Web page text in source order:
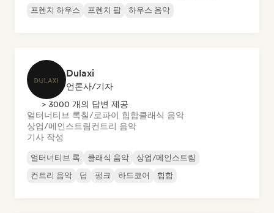
프렌치 하우스
프렌치 팝 하우스 음악
Dulaxi
언론사/기자
> 3000 개의 답변 제공
얼터너티브 록칠/로파이 힙합클래식 음악
상업/메인스트림컨트리 음악
기사 작성
얼터너티브 록 클래식 음악
상업/메인스트림
컨트리 음악
덥 펑크 하드코어 힙합